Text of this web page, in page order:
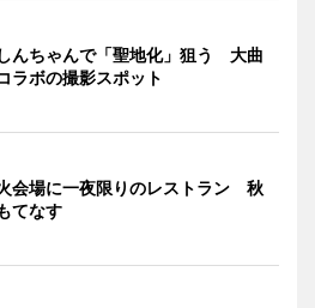
んちゃんで「聖地化」狙う 大曲
ラボの撮影スポット
会場に一夜限りのレストラン 秋
てなす